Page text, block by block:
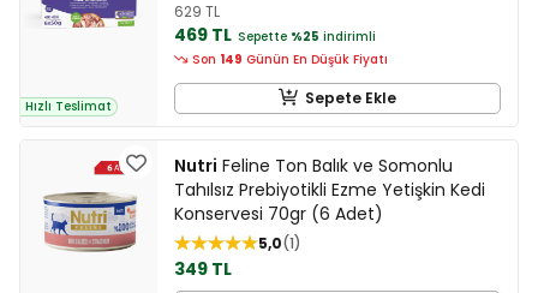
Hızlı Teslimat
629 TL
469 TL Sepette %25 indirimli
Son 149 Günün En Düşük Fiyatı
Sepete Ekle
Nutri Feline Ton Balık ve Somonlu
Tahılsız Prebiyotikli Ezme Yetişkin Kedi
Konservesi 70gr (6 Adet)
5,0 1
349 TL